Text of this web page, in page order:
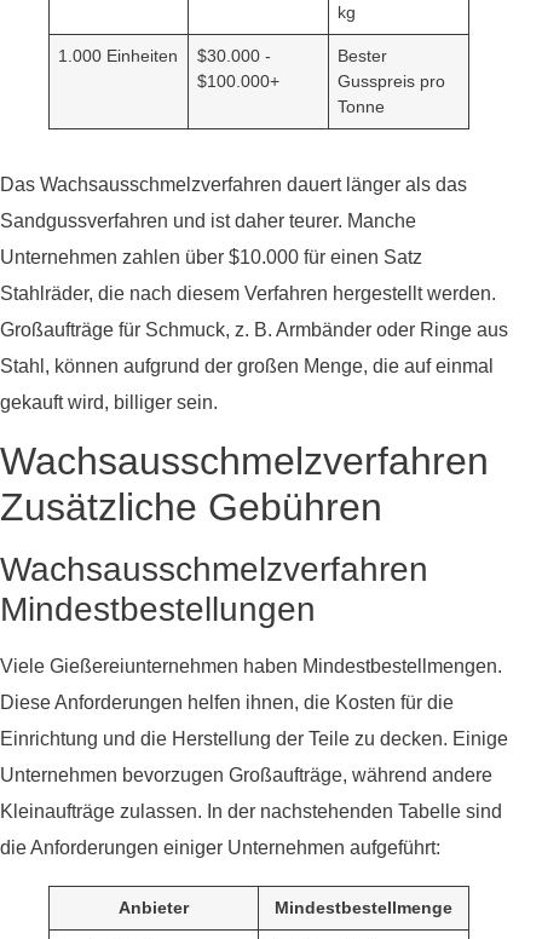
kg
1.000 Einheiten
$30.000 -
$100.000+
Bester
Gusspreis pro
Tonne
Das Wachsausschmelzverfahren dauert länger als das
Sandgussverfahren und ist daher teurer. Manche
Unternehmen zahlen über $10.000 für einen Satz
Stahlräder, die nach diesem Verfahren hergestellt werden.
Großaufträge für Schmuck, z. B. Armbänder oder Ringe aus
Stahl, können aufgrund der großen Menge, die auf einmal
gekauft wird, billiger sein.
Wachsausschmelzverfahren
Zusätzliche Gebühren
Wachsausschmelzverfahren
Mindestbestellungen
Viele Gießereiunternehmen haben Mindestbestellmengen.
Diese Anforderungen helfen ihnen, die Kosten für die
Einrichtung und die Herstellung der Teile zu decken. Einige
Unternehmen bevorzugen Großaufträge, während andere
Kleinaufträge zulassen. In der nachstehenden Tabelle sind
die Anforderungen einiger Unternehmen aufgeführt:
Anbieter Mindestbestellmenge